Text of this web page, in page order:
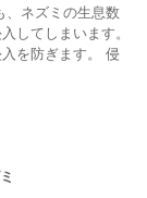
、ネズミの生息数
してしまいます。
を防ぎます。 侵